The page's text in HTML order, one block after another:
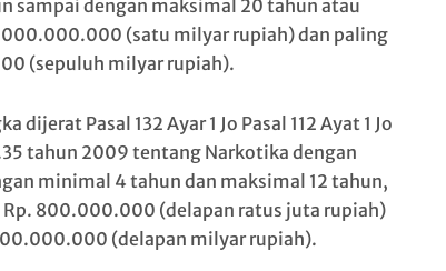
sampai dengan maksimal 20 tahun atau
(satu milyar rupiah) dan paling
(sepuluh milyar rupiah).
dijerat Pasal 132 Ayar 1 Jo Pasal 112 Ayat 1 Jo
tahun 2009 tentang Narkotika dengan
minimal 4 tahun dan maksimal 12 tahun,
800.000.000 (delapan ratus juta rupiah)
(delapan milyar rupiah).